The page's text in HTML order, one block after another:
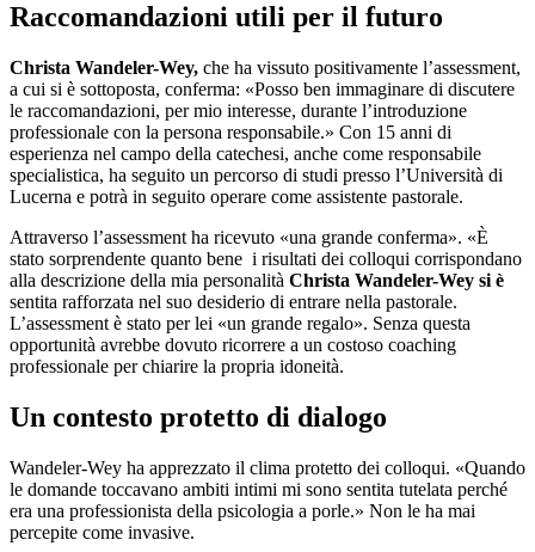
Raccomandazioni utili per il futuro
Christa Wandeler-Wey, che ha vissuto positivamente l’assessment,
a cui si è sottoposta, conferma: «Posso ben immaginare di discutere
le raccomandazioni, per mio interesse, durante l’introduzione
professionale con la persona responsabile.» Con 15 anni di
esperienza nel campo della catechesi, anche come responsabile
specialistica, ha seguito un percorso di studi presso l’Università di
Lucerna e potrà in seguito operare come assistente pastorale.
Attraverso l’assessment ha ricevuto «una grande conferma». «È
stato sorprendente quanto bene i risultati dei colloqui corrispondano
alla descrizione della mia personalità Christa Wandeler-Wey si è
sentita rafforzata nel suo desiderio di entrare nella pastorale.
L’assessment è stato per lei «un grande regalo». Senza questa
opportunità avrebbe dovuto ricorrere a un costoso coaching
professionale per chiarire la propria idoneità.
Un contesto protetto di dialogo
Wandeler-Wey ha apprezzato il clima protetto dei colloqui. «Quando
le domande toccavano ambiti intimi mi sono sentita tutelata perché
era una professionista della psicologia a porle.» Non le ha mai
percepite come invasive.